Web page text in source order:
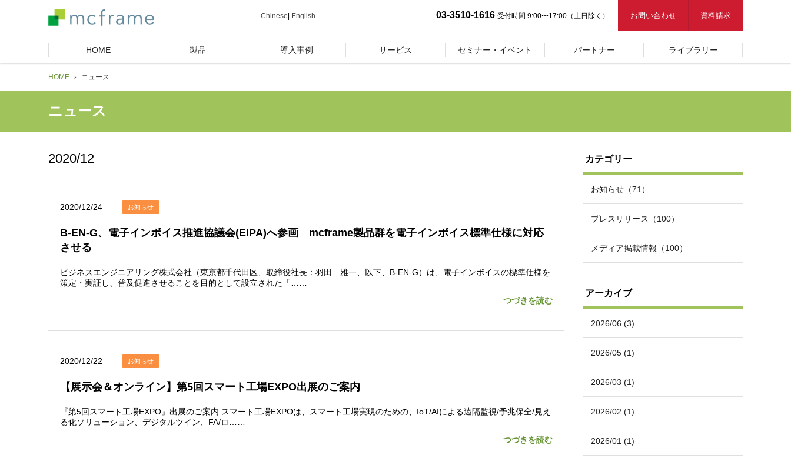
Chinese English 03-3510-1616 受付時間 9:00〜17:00（土日除く） お問い合わせ 資料請求
HOME 製品 導入事例 サービス セミナー・イベント パートナー ライブラリー
HOME ニュース
ニュース
2020/12
2020/12/24 お知らせ
B-EN-G、電子インボイス推進協議会(EIPA)へ参画 mcframe製品群を電子インボイス標準仕様に対応
させる
ビジネスエンジニアリング株式会社（東京都千代田区、取締役社長：羽田 雅一、以下、B-EN-G）は、電子インボイスの標準仕様を
策定・実証し、普及促進させることを目的として設立された「……
つづきを読む
2020/12/22 お知らせ
【展示会＆オンライン】第5回スマート工場EXPO出展のご案内
『第5回スマート工場EXPO』出展のご案内 スマート工場EXPOは、スマート工場実現のための、IoT/AIによる遠隔監視/予兆保全/見え
る化ソリューション、デジタルツイン、FA/ロ……
つづきを読む
カテゴリー
お知らせ（71）
プレスリリース（100）
メディア掲載情報（100）
アーカイブ
2026/06 (3)
2026/05 (1)
2026/03 (1)
2026/02 (1)
2026/01 (1)